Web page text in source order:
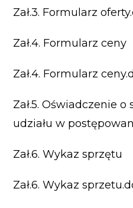
Zał.3. Formularz
Zał.4. Formularz ceny
Zał.4. Formularz
Zał.5. Oświadczenie
udziału w
Zał.6. Wykaz sprzętu
Zał.6. Wykaz